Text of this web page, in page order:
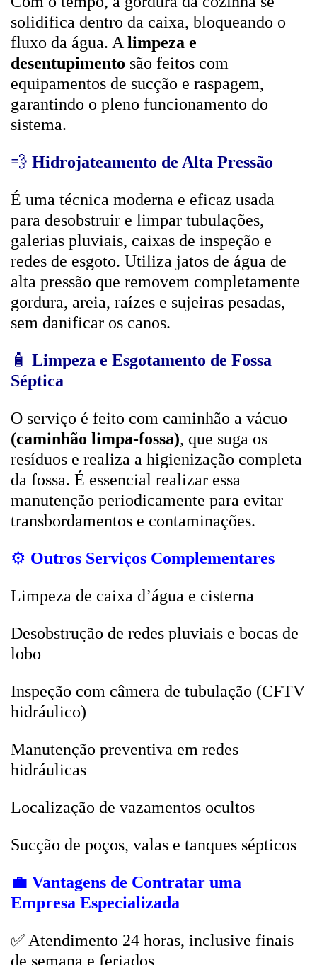
solidifica dentro da caixa, bloqueando o
fluxo da água. A limpeza e
desentupimento são feitos com
equipamentos de sucção e raspagem,
garantindo o pleno funcionamento do
sistema.
💨 Hidrojateamento de Alta Pressão
É uma técnica moderna e eficaz usada
para desobstruir e limpar tubulações,
galerias pluviais, caixas de inspeção e
redes de esgoto. Utiliza jatos de água de
alta pressão que removem completamente
gordura, areia, raízes e sujeiras pesadas,
sem danificar os canos.
🧴 Limpeza e Esgotamento de Fossa
Séptica
O serviço é feito com caminhão a vácuo
(caminhão limpa-fossa), que suga os
resíduos e realiza a higienização completa
da fossa. É essencial realizar essa
manutenção periodicamente para evitar
transbordamentos e contaminações.
⚙️ Outros Serviços Complementares
Limpeza de caixa d’água e cisterna
Desobstrução de redes pluviais e bocas de
lobo
Inspeção com câmera de tubulação (CFTV
hidráulico)
Manutenção preventiva em redes
hidráulicas
Localização de vazamentos ocultos
Sucção de poços, valas e tanques sépticos
💼 Vantagens de Contratar uma
Empresa Especializada
✅ Atendimento 24 horas, inclusive finais
de semana e feriados